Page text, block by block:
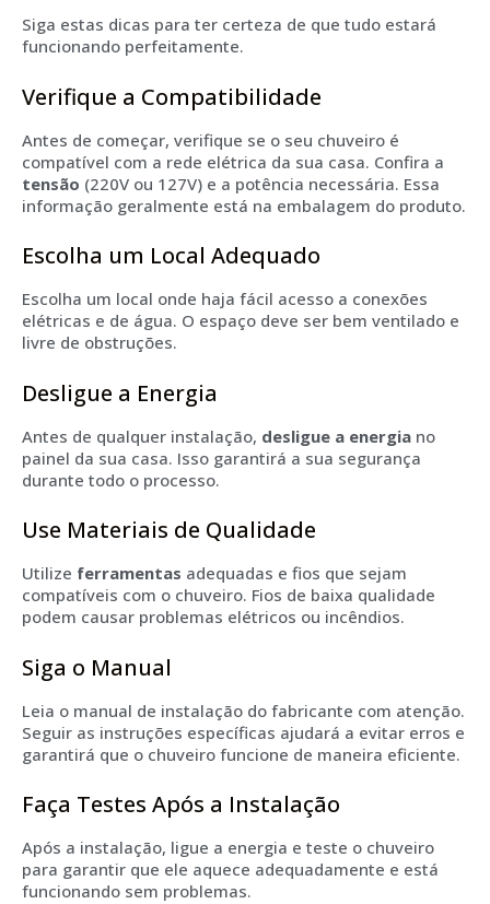
Siga estas dicas para ter certeza de que tudo estará
funcionando perfeitamente.
Verifique a Compatibilidade
Antes de começar, verifique se o seu chuveiro é
compatível com a rede elétrica da sua casa. Confira a
tensão (220V ou 127V) e a potência necessária. Essa
informação geralmente está na embalagem do produto.
Escolha um Local Adequado
Escolha um local onde haja fácil acesso a conexões
elétricas e de água. O espaço deve ser bem ventilado e
livre de obstruções.
Desligue a Energia
Antes de qualquer instalação, desligue a energia no
painel da sua casa. Isso garantirá a sua segurança
durante todo o processo.
Use Materiais de Qualidade
Utilize ferramentas adequadas e fios que sejam
compatíveis com o chuveiro. Fios de baixa qualidade
podem causar problemas elétricos ou incêndios.
Siga o Manual
Leia o manual de instalação do fabricante com atenção.
Seguir as instruções específicas ajudará a evitar erros e
garantirá que o chuveiro funcione de maneira eficiente.
Faça Testes Após a Instalação
Após a instalação, ligue a energia e teste o chuveiro
para garantir que ele aquece adequadamente e está
funcionando sem problemas.